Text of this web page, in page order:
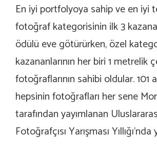
En iyi portfolyoya sahip ve en iyi
fotoğraf kategorisinin ilk 3
ödülü eve götürürken, özel
kazananlarının her biri 1 metrelik
fotoğraflarının sahibi oldular.
hepsinin fotoğrafları her sene
tarafından yayımlanan
Fotoğrafçısı Yarışması